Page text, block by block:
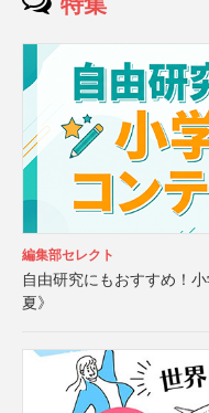
編集部セレクト
自由研究にもおすすめ！
夏》